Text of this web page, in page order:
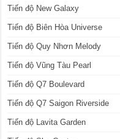
Tiến độ New Galaxy
Tiến độ Biên Hòa Universe
Tiến độ Quy Nhơn Melody
Tiến độ Vũng Tàu Pearl
Tiến độ Q7 Boulevard
Tiến độ Q7 Saigon Riverside
Tiến độ Lavita Garden